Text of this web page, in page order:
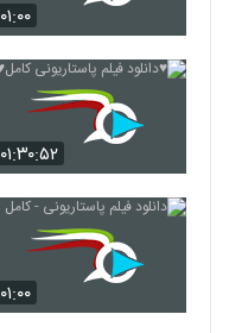
۰۱:۰۰
۰۱:۳۰:۵۲
۰۱:۰۰